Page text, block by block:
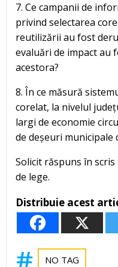
7. Ce campanii de
privind selectarea
reutilizării au fost
evaluări de impact au
acestora?
8. În ce măsură
corelat, la nivelul
largi de economie
de deșeuri municipale
Solicit răspuns în
de lege.
Distribuie acest
NO TAG